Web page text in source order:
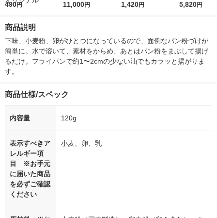
r（ロハコウォータ
シ） オリジナル
490円
5ｇ 資生堂 おまけ
11,000円
レス 500ml 1箱（24
1,420円
詰め替え メガ
5,820円
商品説明
下味、小麦粉、卵がひとつになっているので、面倒なパン粉づけが
簡単に。水で溶いて、素材をからめ、あとはパン粉をまぶして揚げ
るだけ。フライパンで約1〜2cmの少ない油でもカラッと揚がりま
す。
商品仕様/スペック
内容量 120g
表示すべきア
レルギー項
目 ※お手元
に届いた商品
を必ずご確認
ください
小麦、卵、乳